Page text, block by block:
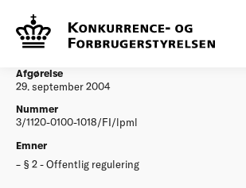
Afgørelser
boligmarkedet offentlig
Afgørelse
29. september 2004
Nummer
3/1120-0100-1018/FI/lpml
Emner
§ 2 - Offentlig regulering